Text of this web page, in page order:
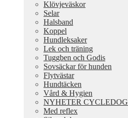
Klövjeväskor
Selar
Halsband
Koppel
Hundleksaker
Lek och träning
Tuggben och Godis
Sovsäckar för hunden
Flytvästar
Hundtäcken
Vård & Hygien
NYHETER CYCLEDOG
Med reflex